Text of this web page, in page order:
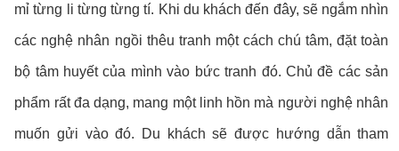
mỉ từng li từng từng tí. Khi du khách đến đây, sẽ ngắm nhìn
các nghệ nhân ngồi thêu tranh một cách chú tâm, đặt toàn
bộ tâm huyết của mình vào bức tranh đó. Chủ đề các sản
phẩm rất đa dạng, mang một linh hồn mà người nghệ nhân
muốn gửi vào đó. Du khách sẽ được hướng dẫn tham